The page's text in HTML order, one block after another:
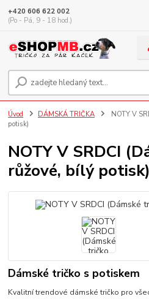
+420 606 622 002
(Po - Pá, 9 - 18 hod.)
Úvod DÁMSKÁ TRIČKA
NOTY V
potisk)
NOTY V SRDCI
růžové, bílý potisk)
Dámské tričko s potiskem
Kvalitní trendové dámské tričko pro